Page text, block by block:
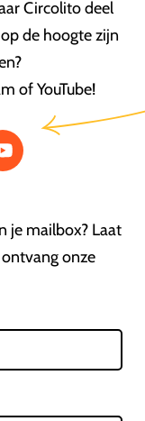
Circolito deel
de hoogte zijn
of YouTube!
je mailbox? Laat
onze